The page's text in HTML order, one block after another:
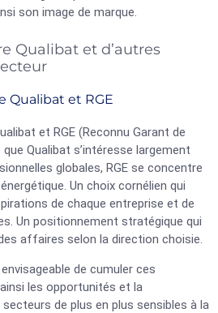
son image de marque.
Qualibat et d’autres
Qualibat et RGE
et RGE (Reconnu Garant de
Qualibat s’intéresse largement
globales, RGE se concentre
Un choix cornélien qui
de chaque entreprise et de
Un positionnement stratégique qui
affaires selon la direction choisie.
de cumuler ces
les opportunités et la
de plus en plus sensibles à la